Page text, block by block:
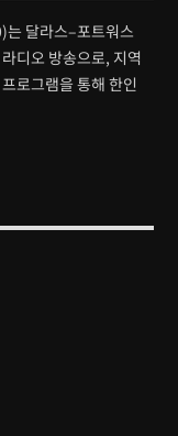
달라스–포트워스
디오 방송으로, 지역
로그램을 통해 한인